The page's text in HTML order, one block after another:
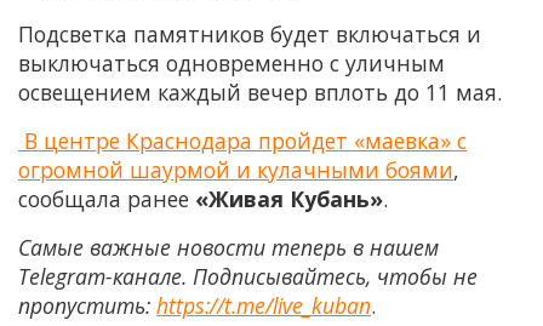
Подсветка памятников будет включаться и
выключаться одновременно с уличным
освещением каждый вечер вплоть до 11 мая.
В центре Краснодара пройдет «маевка» с
огромной шаурмой и кулачными боями,
сообщала ранее «Живая Кубань».
Самые важные новости теперь в нашем
Telegram-канале. Подписывайтесь, чтобы не
пропустить: https://t.me/live_kuban.